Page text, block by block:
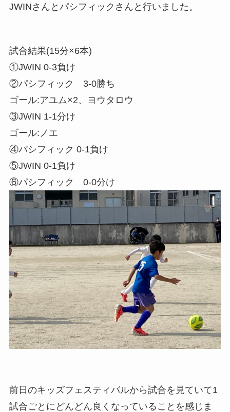
JWINさんとパシフィックさんと行いました。
試合結果(15分×6本)
①JWIN 0-3負け
②パシフィック 3-0勝ち
ゴール:アユム×2、ヨウタロウ
③JWIN 1-1分け
ゴール:ノエ
④パシフィック 0-1負け
⑤JWIN 0-1負け
⑥パシフィック 0-0分け
前日のキッズフェスティバルから試合を見ていて1
試合ごとにどんどん良くなっていることを感じま